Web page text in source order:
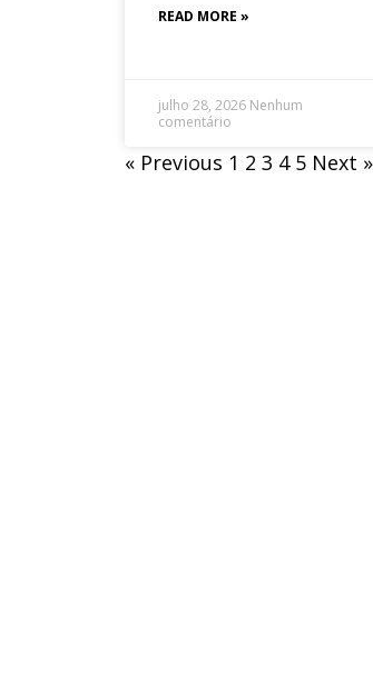
READ MORE »
julho 28, 2026 Nenhum
comentário
« Previous 1 2 3 4 5 Next »